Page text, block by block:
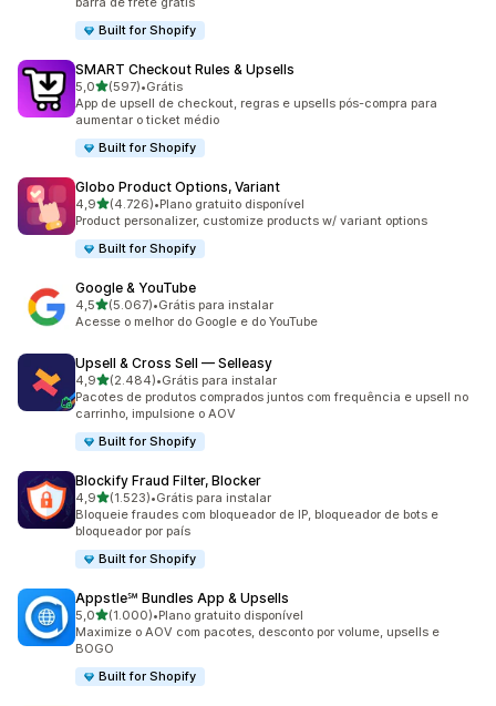
Built for Shopify
SMART Checkout Rules & Upsells
5,0de 5 estrelas
(597)
597 avaliações ao todo
•Grátis
App de upsell de checkout, regras e upsells pós-compra para
aumentar o ticket médio
Built for Shopify
Globo Product Options, Variant
4,9de 5 estrelas
(4.726)
4726 avaliações ao todo
•Plano gratuito disponível
Product personalizer, customize products w/ variant options
Built for Shopify
Google & YouTube
4,5de 5 estrelas
(5.067)
5067 avaliações ao todo
•Grátis para instalar
Acesse o melhor do Google e do YouTube
Upsell & Cross Sell — Selleasy
4,9de 5 estrelas
(2.484)
2484 avaliações ao todo
•Grátis para instalar
Pacotes de produtos comprados juntos com frequência e upsell no
carrinho, impulsione o AOV
Built for Shopify
Blockify Fraud Filter, Blocker
4,9de 5 estrelas
(1.523)
1523 avaliações ao todo
•Grátis para instalar
Bloqueie fraudes com bloqueador de IP, bloqueador de bots e
bloqueador por país
Built for Shopify
Appstle℠ Bundles App & Upsells
5,0de 5 estrelas
(1.000)
1000 avaliações ao todo
•Plano gratuito disponível
Maximize o AOV com pacotes, desconto por volume, upsells e
BOGO
Built for Shopify